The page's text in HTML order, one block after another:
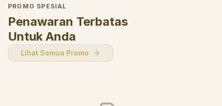
PROMO SPESIAL
Penawaran Terbatas
Untuk Anda
Lihat Semua Promo